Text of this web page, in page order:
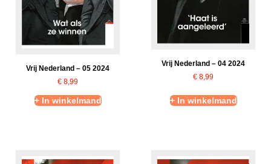
Vrij Nederland – 05 2024
€ 8,99
+ In winkelmand
Vrij Nederland – 04 2024
€ 8,99
+ In winkelmand